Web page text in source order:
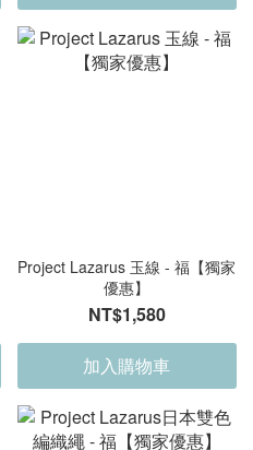
Project Lazarus 玉線 - 福【獨家
優惠】
NT$1,580
加入購物車